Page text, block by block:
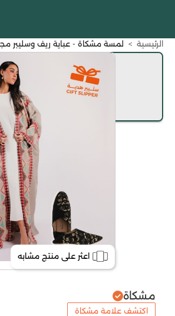
الرئيسية > لمسة مشكاة - عباية ريف وسليبر
اعثر على منتج مشابه
مشكاة
اكتشف علامة مشكاة